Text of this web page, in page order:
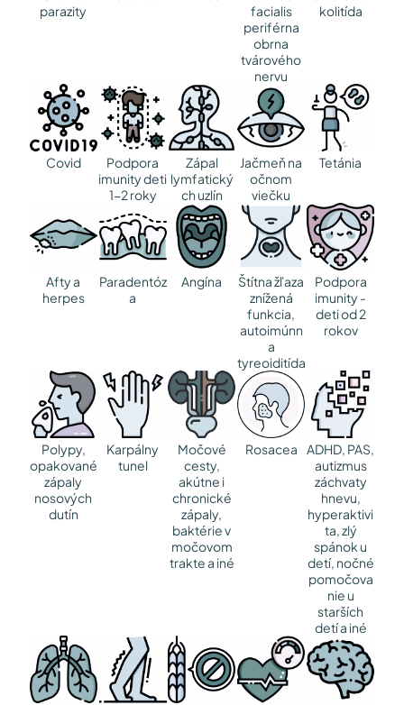
parazity
facialis
periférna
obrna
tvárového
nervu
kolitída
Covid
Podpora
imunity deti
1-2 roky
Zápal
lymfatický
ch uzlín
Jačmeň na
očnom
viečku
Tetánia
Afty a
herpes
Paradentóz
a
Angína
Štítna žľaza
znížená
funkcia,
autoimúnn
a
tyreoiditída
Podpora
imunity -
deti od 2
rokov
Polypy,
opakované
zápaly
nosových
dutín
Karpálny
tunel
Močové
cesty,
akútne i
chronické
zápaly,
baktérie v
močovom
trakte a iné
Rosacea
ADHD, PAS,
autizmus
záchvaty
hnevu,
hyperaktivi
ta, zlý
spánok u
detí, nočné
pomočova
nie u
starších
detí a iné